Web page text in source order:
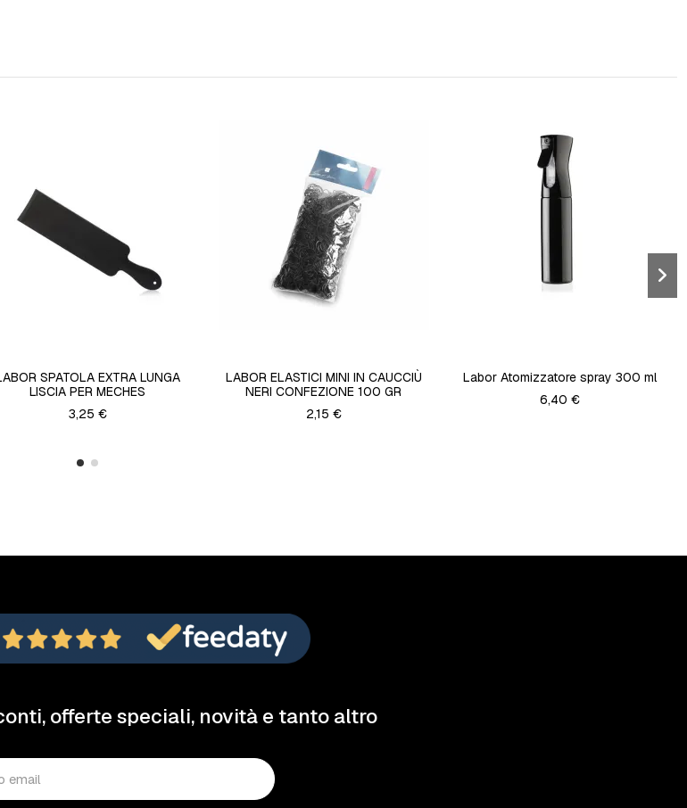
SPATOLA EXTRA LUNGA
LISCIA PER MECHES
3,25 €
LABOR ELASTICI MINI IN CAUCCIÙ
NERI CONFEZIONE 100 GR
2,15 €
Labor Atomizzatore spray 300 ml
6,40 €
offerte speciali, novità e tanto altro